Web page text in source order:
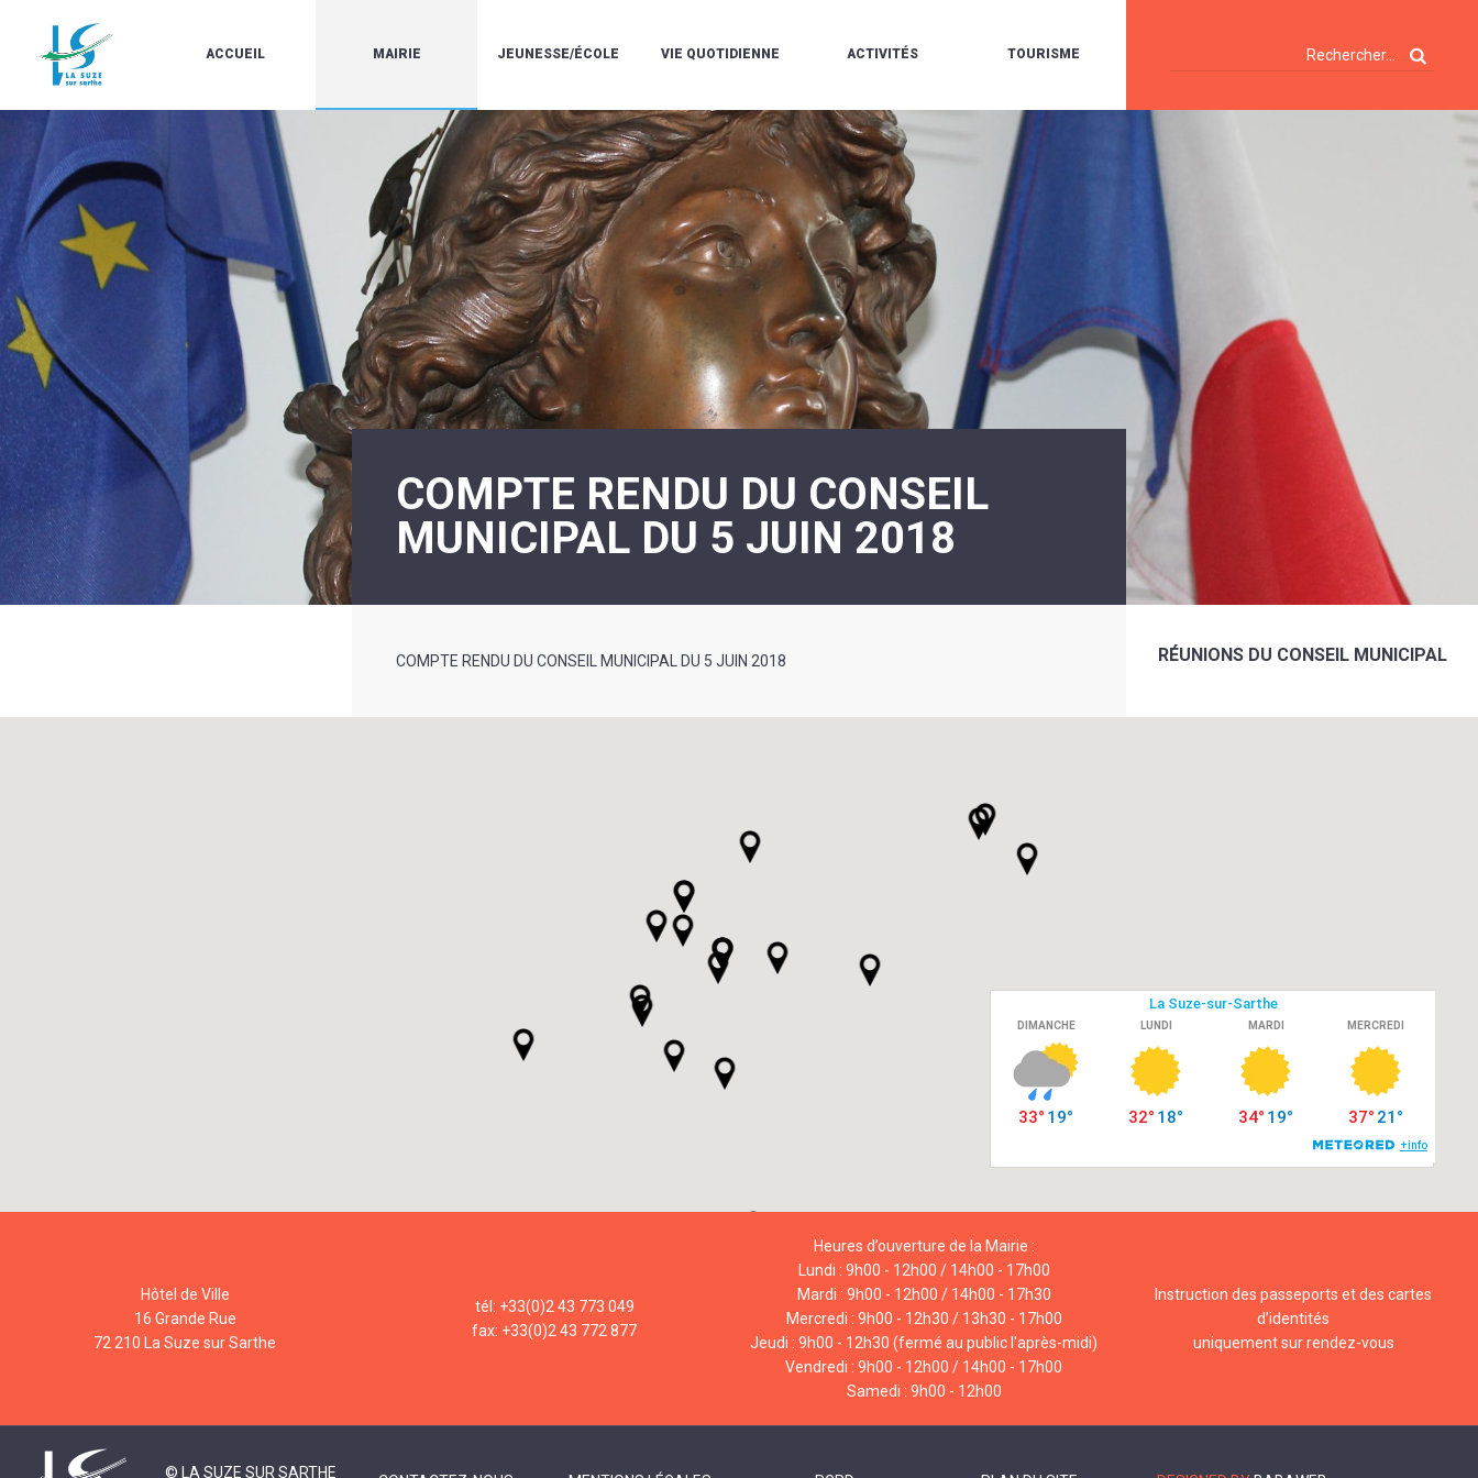
ACCUEIL
SUZE
BULLETINS
SUZE
20ÈME
SIÈCLE
MAIRIE
CONTACTS
HORAIRES
URBANISME/PLU
CARTES
D'IDENTITÉ-
PASSEPORTS
CMJ
RÉUNIONS
DU
CONSEIL
MUNICIPAL
ARRÊTÉS
DÉCISIONS
DU
MAIRE
MOT
DE
LA
MINORITÉ
JEUNESSE/ÉCOLE
L'ACCUEIL
DE
LOISIRS
LE
PÉRISCOLAIRE
/
LES
MERCREDIS
RÉCRÉATIFS
LE
RESTAURANT
SCOLAIRE
LES
ÉCOLES
LE
COLLÈGE
ESPACE
JEUNES
11
ANS
ASSOCIATION
LA
COULÉE
DOUCE
VIE QUOTIDIENNE
ESPACE
DE
VIE
SOCIALE
QUELQUES
RÈGLES
DE
VIE
ENVIRONNEMENT
L'EAU
ET
L'ASSAINISSEMENT
RÉSIDENCE
AUTONOMIE
SÉCURITÉ
RISQUES
MAJEURS
ACTIVITÉS
LA
MÉDIATHÈQUE
L'ÉCOLE
COMMUNAUTAIRE
DE
MUSIQUE
L'ÉCOLE
COMMUNAUTAIRE
DE
DANSE
LA
PISCINE
COMMUNAUTAIRE
ASSOCIATIONS
TOURISME
VERTE
VISITES
DÉCOUVERTES
LES
RANDONNÉES
LE
CAMPING
POUR
CAMPING-
CARS
TENTES
ET
CARAVANES
LA
HALTE
FLUVIALE
LA
COMPTE RENDU DU CONSEIL
MUNICIPAL DU 5 JUIN 2018
COMPTE RENDU DU CONSEIL MUNICIPAL DU 5 JUIN 2018 RÉUNIONS DU CONSEIL MUNICIPAL
Hôtel de Ville
16 Grande Rue
72 210 La Suze sur Sarthe
tél: +33(0)2 43 773 049
fax: +33(0)2 43 772 877
Heures d’ouverture de la Mairie :
Lundi : 9h00 - 12h00 / 14h00 - 17h00
Mardi : 9h00 - 12h00 / 14h00 - 17h30
Mercredi : 9h00 - 12h30 / 13h30 - 17h00
Jeudi : 9h00 - 12h30 (fermé au public l'après-midi)
Vendredi : 9h00 - 12h00 / 14h00 - 17h00
Samedi : 9h00 - 12h00
Instruction des passeports et des cartes
d’identités
uniquement sur rendez-vous
© LA SUZE SUR SARTHE